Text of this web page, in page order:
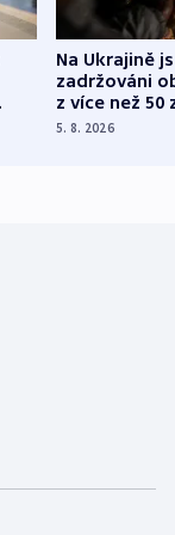
Na Ukrajině
zadržováni
z více než 50
Bojovali na
5. 8. 2026